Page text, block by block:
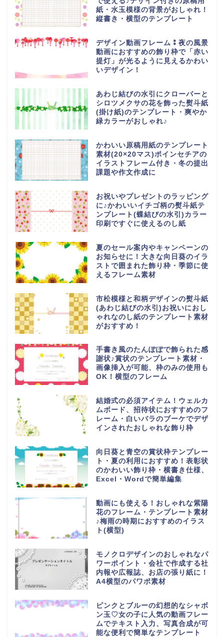
紙・水玉模様の背景がおしゃれ！
縦書き・横型のテンプレート
デザイン動画フレーム⁑夜の風景
動画におすすめの飾り枠で「赤い
提灯」が光るように見えるかわい
いデザイン！
あわじ結びの水引にクローバーと
シロツメクサの花を飾った熨斗紙
(掛け紙)のテンプレート・爽やか
緑カラーがおしゃれ♪
かわいい原稿用紙のテンプレート
素材(20×20マス)ポインセチアの
イラストフレーム付き・冬の提出
課題や作文作成に
お祝いやプレゼントのラッピング
に♪かわいいイチゴ柄の熨斗紙テ
ンプレート(蝶結びの水引)カラー
印刷ですぐに使えるのし紙
夏のセール案内やキャンペーンの
お知らせに！大きな向日葵のイラ
ストで囲まれた飾り枠・季節に使
えるフレーム素材
市松模様と和柄デザインの熨斗紙
(あわじ結びの水引)お祝いにおし
ゃれなのし紙のテンプレート素材
がおすすめ！
手書き風のたんぽぽで飾られた感
謝状♪賞状のテンプレート素材・
画像挿入が可能、枠のみの使用も
OK！横型のフレーム
結婚式の必須アイテム！ウェルカ
ムボード、招待状におすすめのフ
レーム・白いバラのブーケでデザ
インされたおしゃれな飾り枠
向日葵と青空の賞状枠テンプレー
ト・夏の利用におすすめ！表彰状
のかわいい飾り枠・横書き仕様、
Excel・Wordで簡単編集
動画にも使える！おしゃれな紫陽
花のフレーム・テンプレート素材
♪梅雨の時期におすすめのイラス
ト(横型)
モノクロデザインのおしゃれなパ
ワーポイント・会社で作成する社
内報や広報誌、お店の張り紙に！
A4横型のパワポ素材
ピンクとブルーの幻想的なシャボ
ン玉♡女の子に人気の動画フレー
ムでテキスト入力、写真合成が可
能な便利で簡単なテンプレート